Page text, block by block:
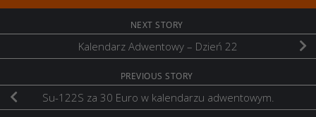
NEXT STORY
Kalendarz Adwentowy – Dzień 22
PREVIOUS STORY
Su-122S za 30 Euro w kalendarzu adwentowym.